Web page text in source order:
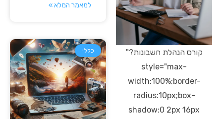
קורס הנהלת חשבונות?"
style="max-
width:100%;border-
radius:10px;box-
shadow:0 2px 16px
למאמר המלא »
כללי